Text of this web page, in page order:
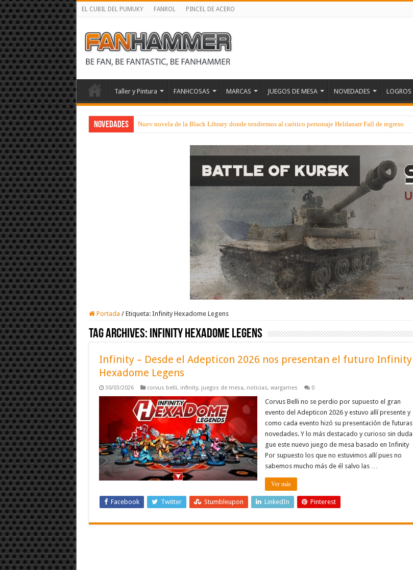
EL CUBIL DEL PUMUKY FANROL PINCEL DE ACERO
Taller y Pintura FANHCOSAS MARCAS JUEGOS DE MESA NOVEDADES LOGROS
NOVEDADES Nuev novela de la Black Library donde tendremos al caótico personaje Heldanarr Fall de regreso
Portada / Etiqueta: Infinity Hexadome Legens
Tag Archives: Infinity Hexadome Legens
Infinity – Desde el Adepticon 2026 nos presentan el futuro Infinity
Hexadome Legens
30/03/2026 corvus belli, infinity, juegos de mesa, noticias, wargames 0
Corvus Belli no se perdio por supuesto el gran
evento del Adepticon 2026 y estuvo allí presente y
como cada evento hizó su presentación de futuras
novedades. Y lo más destacado y curioso sin duda
gue este nuevo juego de mesa basado en Infinity
Por supuesto los que no estuvimos allí pues no
sabemos mucho más de él salvo las …
Ver más
Facebook Twitter Stumbleupon LinkedIn Pinterest